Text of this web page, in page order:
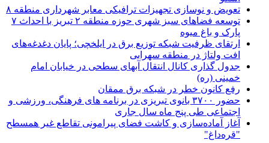
تعویض و نوسازی تجهیزات ترافیکی معابر شهرداری منطقه ۸
توسعه فضاهای سبز شهری حوزه منطقه ۲ تبریز با احداث ۷
پارک و باغ میوه
ارتقای ظرفیت شبکه توزیع برق در ایلخچی؛ پایان دغدغه‌های
افت ولتاژ در منطقه سهرابی
جدول گذاری کانال انتقال آبهای سطحی در خیابان امام
خمینی (ره)
رفع کانون خطر در شبکه برق ممقان
حضور ۳۷۰۰ بانوی تبریزی در برنامه های فرهنگی، ورزشی و
اجتماعی طی پنج ماه سال جاری
آغاز آماده‌سازی و کاشت فضای پیرامونی تقاطع غیر همسطح
"قره‌داغ"